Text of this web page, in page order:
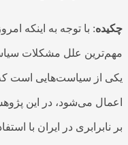
: با توجه به اینکه امروزه
علل مشکلات سیاسی
از سیاست‌هایی است که به
می‌شود، در این پژوهش
در ایران با